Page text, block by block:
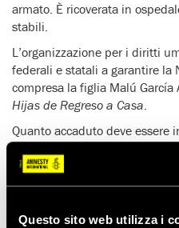
Questo sito web utilizza i
armato. È ricoverata in
stabili.
L’organizzazione per i diritti
federali e statali a garantire la
compresa la figlia Malú
Hijas de Regreso a Casa.
Quanto accaduto deve essere
confronti di Norma Andrade
organizzazione di Nuestras